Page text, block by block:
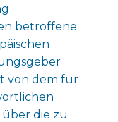
betroffene
von dem für
die zu